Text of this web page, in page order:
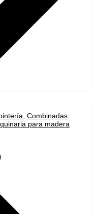
Combinadas
para madera